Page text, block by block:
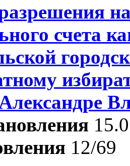
счета
12/69